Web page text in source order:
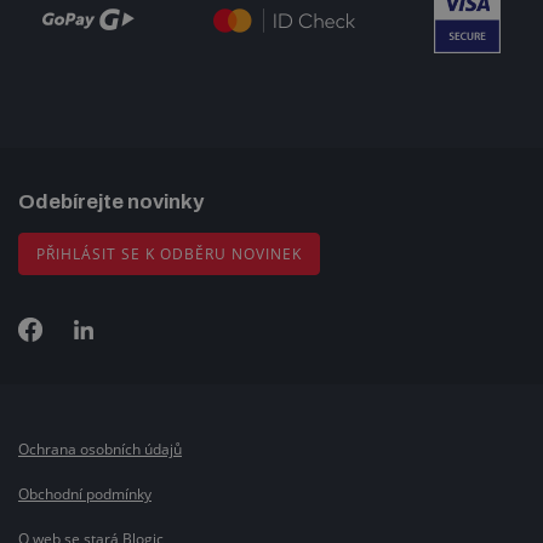
Odebírejte novinky
PŘIHLÁSIT SE K ODBĚRU NOVINEK
Ochrana osobních údajů
Obchodní podmínky
O web se stará Blogic